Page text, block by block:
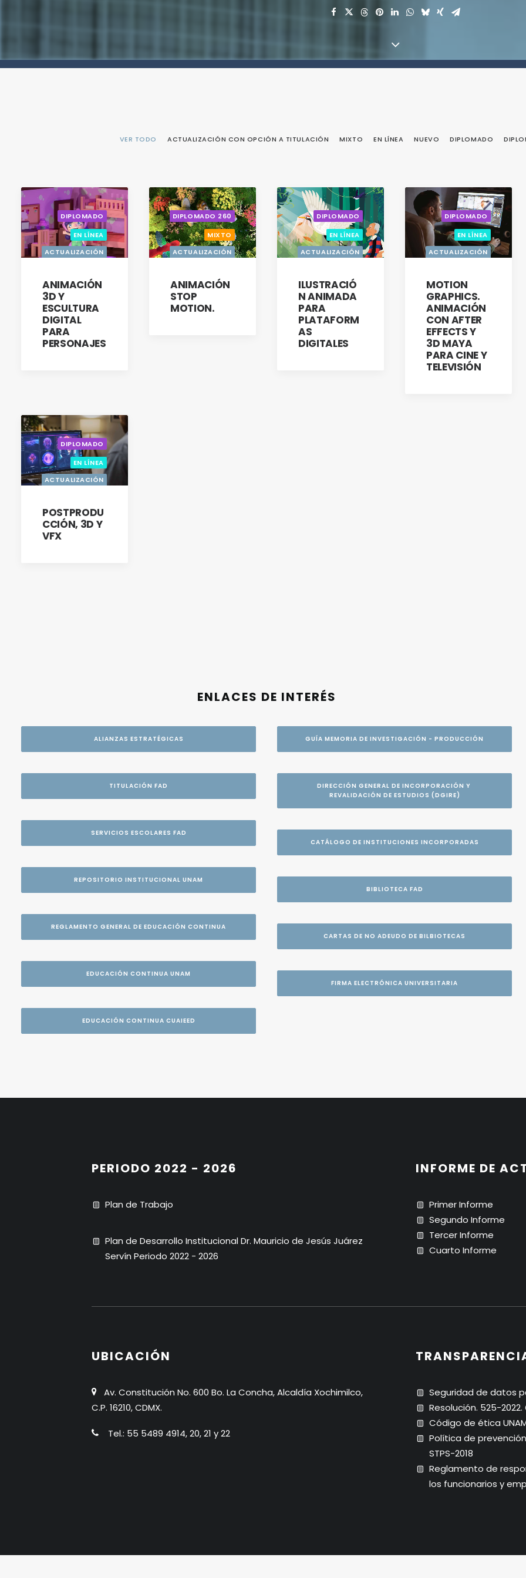
VER TODO ACTUALIZACIÓN CON OPCIÓN A TITULACIÓN MIXTO EN LÍNEA NUEVO DIPLOMADO
DIPLOMADO
EN LÍNEA
ACTUALIZACIÓN
ANIMACIÓN
3D Y
ESCULTURA
DIGITAL
PARA
PERSONAJES
DIPLOMADO 260
MIXTO
ACTUALIZACIÓN
ANIMACIÓN
STOP
MOTION.
DIPLOMADO
EN LÍNEA
ACTUALIZACIÓN
ILUSTRACIÓ
N ANIMADA
PARA
PLATAFORM
AS
DIGITALES
DIPLOMADO
EN LÍNEA
ACTUALIZACIÓN
MOTION
GRAPHICS.
ANIMACIÓN
CON AFTER
EFFECTS Y
3D MAYA
PARA CINE Y
TELEVISIÓN
DIPLOMADO
EN LÍNEA
ACTUALIZACIÓN
POSTPRODU
CCIÓN, 3D Y
VFX
ENLACES DE INTERÉS
ALIANZAS ESTRATÉGICAS
TITULACIÓN FAD
SERVICIOS ESCOLARES FAD
REPOSITORIO INSTITUCIONAL UNAM
REGLAMENTO GENERAL DE EDUCACIÓN CONTINUA
EDUCACIÓN CONTINUA UNAM
EDUCACIÓN CONTINUA CUAIEED
GUÍA MEMORIA DE INVESTIGACIÓN - PRODUCCIÓN
DIRECCIÓN GENERAL DE INCORPORACIÓN Y
REVALIDACIÓN DE ESTUDIOS (DGIRE)
CATÁLOGO DE INSTITUCIONES INCORPORADAS
BIBLIOTECA FAD
CARTAS DE NO ADEUDO DE BILBIOTECAS
FIRMA ELECTRÓNICA UNIVERSITARIA
PERIODO 2022 - 2026
Plan de Trabajo
Plan de Desarrollo Institucional Dr. Mauricio de Jesús Juárez
Servín Periodo 2022 - 2026
INFORME DE
Primer Informe
Segundo Informe
Tercer Informe
Cuarto Informe
UBICACIÓN
Av. Constitución No. 600 Bo. La Concha, Alcaldía Xochimilco,
C.P. 16210, CDMX.
Tel.: 55 5489 4914, 20, 21 y 22
Seguridad de datos
Resolución. 525-
Código de ética
Política de
STPS-2018
Reglamento de
los funcionarios y